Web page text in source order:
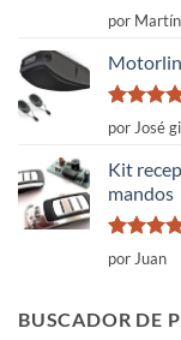
Valorado
con
5
por
Valorado
con
por José
Kit
mandos
Valorado
con
por Juan
BUSCADOR DE